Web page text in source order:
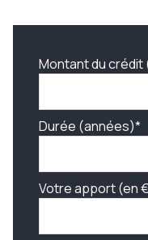
Montant du crédit
Durée (années)*
Votre apport (en